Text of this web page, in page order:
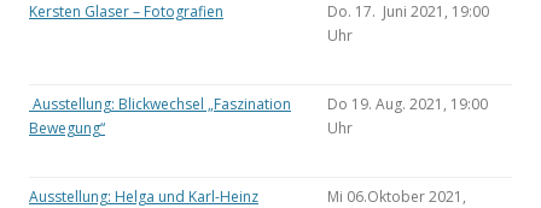
Kersten Glaser – Fotografien
Do. 17. Juni 2021, 19:00
Uhr
Ausstellung: Blickwechsel „Faszination
Bewegung“
Do 19. Aug. 2021, 19:00
Uhr
Ausstellung: Helga und Karl-Heinz
Mi 06.Oktober 2021,